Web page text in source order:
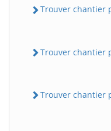
Trouver chantier
Trouver chantier
Trouver chantier